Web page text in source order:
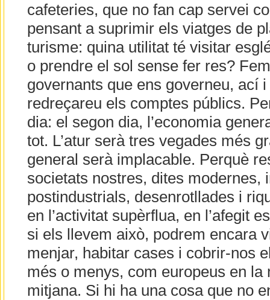
cafeteries, que no fan cap servei
pensant a suprimir els viatges de
turisme: quina utilitat té visitar
o prendre el sol sense fer res?
governants que ens governeu, ací
redreçareu els comptes públics.
dia: el segon dia, l’economia
tot. L’atur serà tres vegades més
general serà implacable. Perquè
societats nostres, dites modernes,
postindustrials, desenrotllades i
en l’activitat supèrflua, en l’afegit
si els llevem això, podrem encara
menjar, habitar cases i cobrir-nos
més o menys, com europeus en la
mitjana. Si hi ha una cosa que no